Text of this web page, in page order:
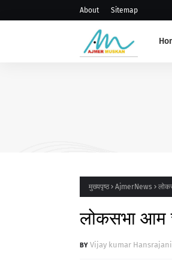
About Sitemap
संभाग
मुख्यपृष्ठ AjmerNews
लोकसभा आम
Vijay kumar Hansrajani